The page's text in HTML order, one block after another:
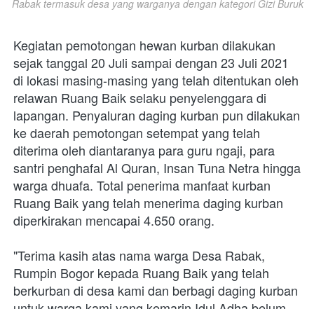
Rabak termasuk desa yang warganya dengan kategori Gizi Buruk
Kegiatan pemotongan hewan kurban dilakukan
sejak tanggal 20 Juli sampai dengan 23 Juli 2021
di lokasi masing-masing yang telah ditentukan oleh
relawan Ruang Baik selaku penyelenggara di
lapangan. Penyaluran daging kurban pun dilakukan
ke daerah pemotongan setempat yang telah
diterima oleh diantaranya para guru ngaji, para
santri penghafal Al Quran, Insan Tuna Netra hingga
warga dhuafa. Total penerima manfaat kurban
Ruang Baik yang telah menerima daging kurban
diperkirakan mencapai 4.650 orang.
"Terima kasih atas nama warga Desa Rabak,
Rumpin Bogor kepada Ruang Baik yang telah
berkurban di desa kami dan berbagi daging kurban